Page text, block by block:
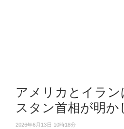
アメリカとイラ
スタン首相が明か
2026年6月13日 10時18分